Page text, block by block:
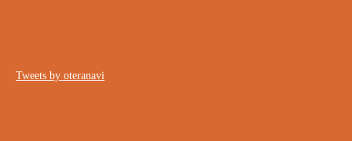
Tweets by oteranavi